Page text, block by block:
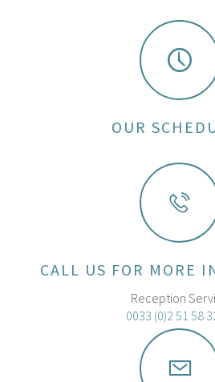
OUR
CALL US FOR MORE
Reception
0033 (0)2 51 58